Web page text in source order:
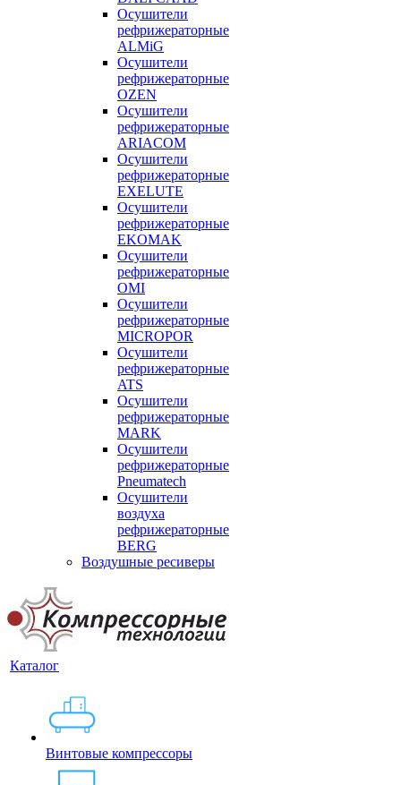
Осушители
рефрижераторные
ALMiG
Осушители
рефрижераторные
OZEN
Осушители
рефрижераторные
ARIACOM
Осушители
рефрижераторные
EXELUTE
Осушители
рефрижераторные
EKOMAK
Осушители
рефрижераторные
OMI
Осушители
рефрижераторные
MICROPOR
Осушители
рефрижераторные
ATS
Осушители
рефрижераторные
MARK
Осушители
рефрижераторные
Pneumatech
Осушители
воздуха
рефрижераторные
BERG
Воздушные ресиверы
Каталог
Винтовые компрессоры